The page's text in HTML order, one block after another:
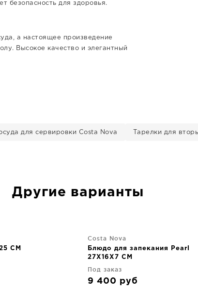
безопасность для здоровья.
а настоящее произведение
Высокое качество и элегантный
для сервировки Costa Nova Тарелки для
Другие варианты
CM
Costa Nova
Блюдо для запекания Pearl
27X16X7 CM
Под заказ
9 400 руб